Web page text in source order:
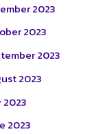
2023
2023
2023
2023
2023
2023